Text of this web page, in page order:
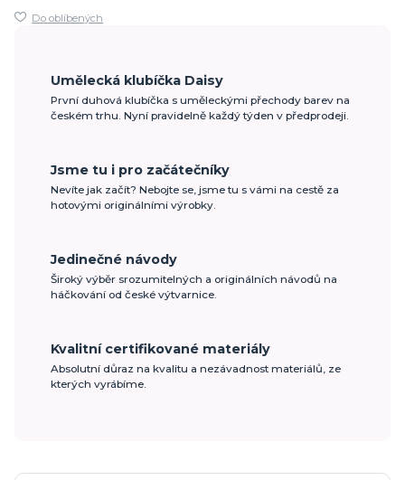
Do oblíbených
Umělecká klubíčka Daisy
První duhová klubíčka s uměleckými přechody barev na
českém trhu. Nyní pravidelně každý týden v předprodeji.
Jsme tu i pro začátečníky
Nevíte jak začít? Nebojte se, jsme tu s vámi na cestě za
hotovými originálními výrobky.
Jedinečné návody
Široký výběr srozumitelných a originálních návodů na
háčkování od české výtvarnice.
Kvalitní certifikované materiály
Absolutní důraz na kvalitu a nezávadnost materiálů, ze
kterých vyrábíme.